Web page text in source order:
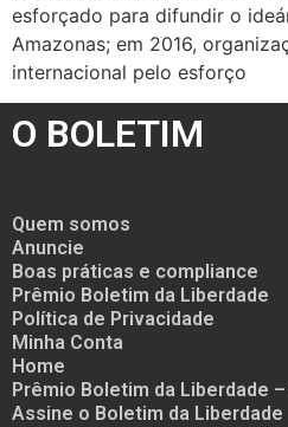
esforçado para difundir o
Amazonas; em 2016,
internacional pelo esforço
O BOLETIM
Quem somos
Anuncie
Boas práticas e compliance
Prêmio Boletim da Liberdade
Política de Privacidade
Minha Conta
Home
Prêmio Boletim da Liberdade
Assine o Boletim da Liberdade